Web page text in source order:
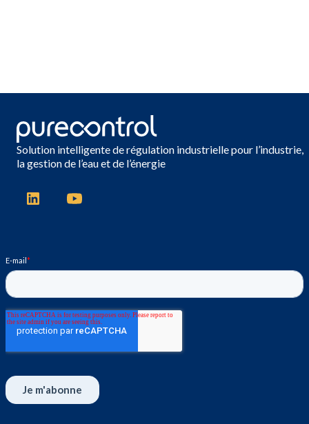
Solution intelligente de régulation industrielle pour l’industrie,
la gestion de l’eau et de l’énergie